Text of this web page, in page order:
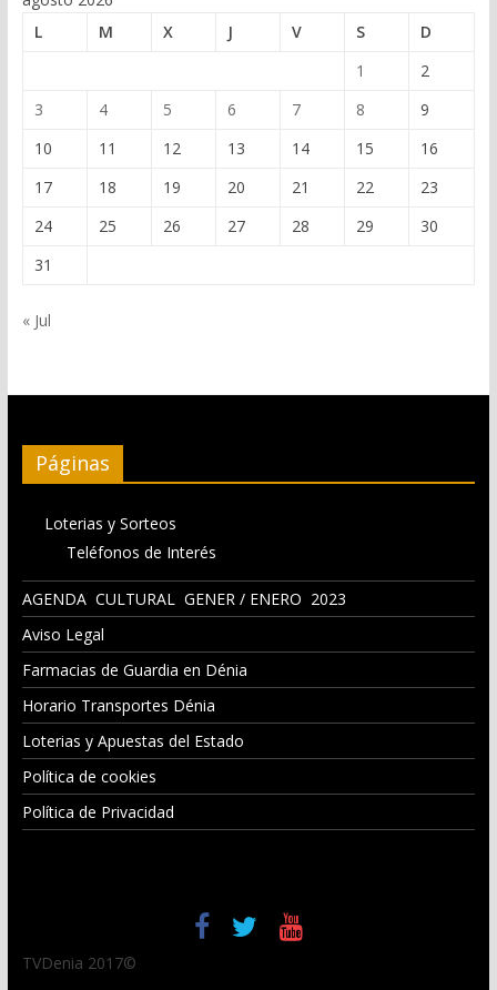
L
M X J V S
D
1
2
3
4 5 6 7 8
9
10
11 12 13 14 15
16
17
18 19 20 21 22
23
24
25 26 27 28 29
30
31
« Jul
Páginas
Loterias y Sorteos
Teléfonos de Interés
AGENDA CULTURAL GENER / ENERO 2023
Aviso Legal
Farmacias de Guardia en Dénia
Horario Transportes Dénia
Loterias y Apuestas del Estado
Política de cookies
Política de Privacidad
TVDenia 2017©